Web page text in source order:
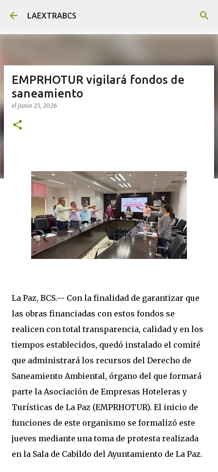
Ir al contenido principal
LAEXTRABCS
EMPRHOTUR vigilará fondos de
saneamiento
el junio 25, 2026
La Paz, BCS.— Con la finalidad de garantizar que
las obras financiadas con estos fondos se
realicen con total transparencia, calidad y en los
tiempos establecidos, quedó instalado el comité
que administrará los recursos del Derecho de
Saneamiento Ambiental, órgano del que formará
parte la Asociación de Empresas Hoteleras y
Turísticas de La Paz (EMPRHOTUR). El inicio de
funciones de este organismo se formalizó este
jueves mediante una toma de protesta realizada
en la Sala de Cabildo del Ayuntamiento de La Paz.